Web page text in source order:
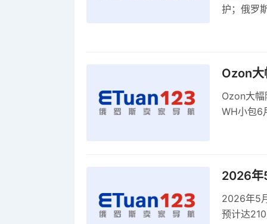
护；俄罗
Ozon大
Ozon大
WH小包6
2026年
2026年5
预计达